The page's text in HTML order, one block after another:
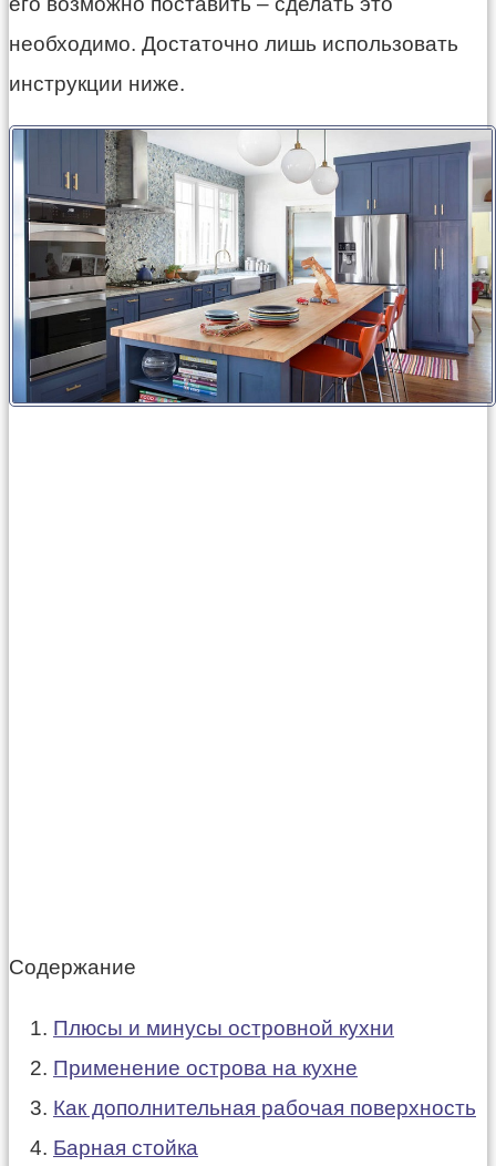
необходимо. Достаточно лишь использовать
инструкции ниже.
Содержание
Плюсы и минусы островной кухни
Применение острова на кухне
Как дополнительная рабочая поверхность
Барная стойка